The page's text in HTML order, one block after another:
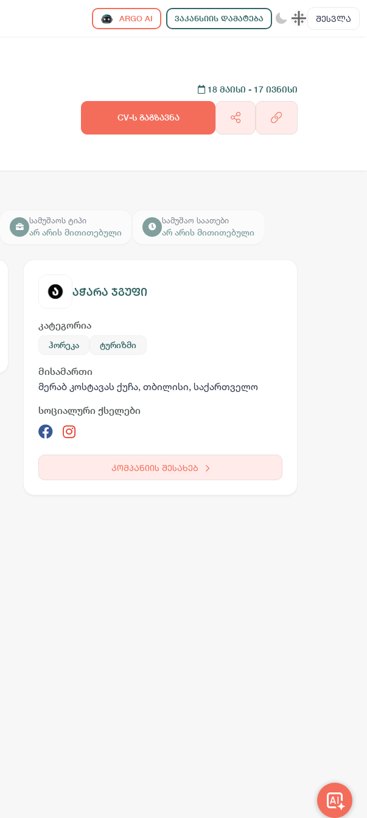
ARGO AI ᲕᲐᲙᲐᲜᲡᲘᲘᲡ ᲓᲐᲛᲐᲢᲔᲑᲐ ᲨᲔᲡᲕᲚᲐ
18 მაისი - 17 ივნისი
CV-ს გაგზავნა
სამუშაოს ტიპი
არ არის მითითებული
სამუშაო საათები
არ არის მითითებული
აჭარა ჯგუფი
კატეგორია
ჰორეკა ტურიზმი
მისამართი
მერაბ კოსტავას ქუჩა, თბილისი, საქართველო
სოციალური ქსელები
კომპანიის შესახებ
არგო AI